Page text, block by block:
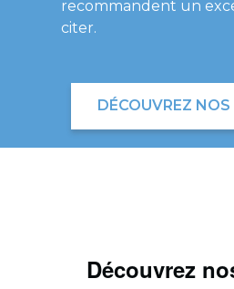
recommandent un
citer.
DÉCOUVREZ
Découvrez